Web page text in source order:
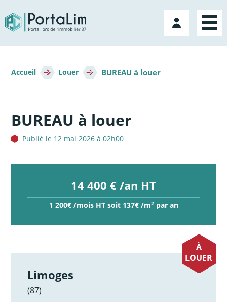
directement
au
contenu
Mon
compte
d'Ariane
Accueil Louer BUREAU à louer
BUREAU à louer
Publié le 12 mai 2026 à 02h00
14 400 € /an HT
1 200€ /mois HT soit 137€ /m2par an
À
LOUER
Limoges
(87)